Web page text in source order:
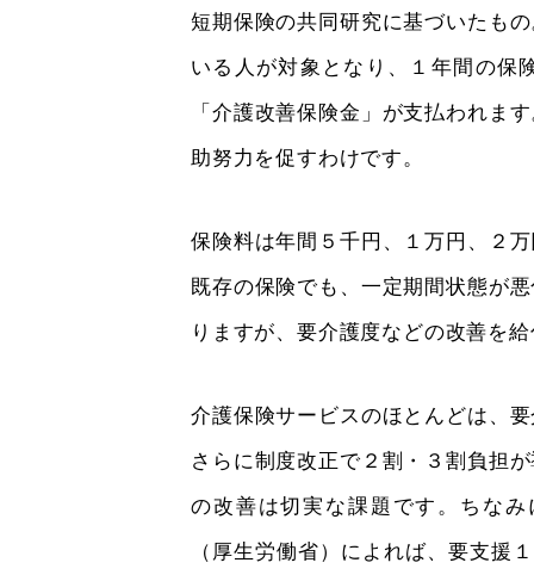
短期保険の共同研究に基づいたも
いる人が対象となり、１年間の保
「介護改善保険金」が支払われま
助努力を促すわけです。
保険料は年間５千円、１万円、２
既存の保険でも、一定期間状態が
りますが、要介護度などの改善を
介護保険サービスのほとんどは、
さらに制度改正で２割・３割負担
の改善は切実な課題です。ちな
（厚生労働省）によれば、要支援